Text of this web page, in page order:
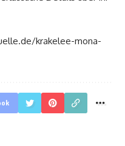
krakelee-mona-